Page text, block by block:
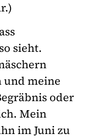
sieht.
und meine
oder
Mein
im Juni zu